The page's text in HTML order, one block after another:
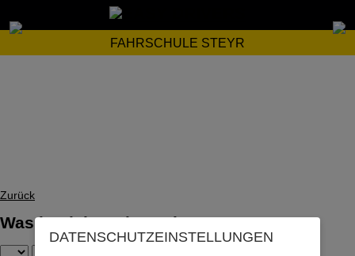
FAHRSCHULE STEYR
Zurück
Was ist dein Geburtsdatum?
DATENSCHUTZ­EINSTELLUNGEN